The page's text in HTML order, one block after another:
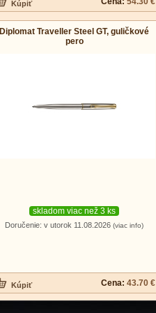
Diplomat Traveller Steel GT, guličkové
pero
skladom viac než 3 ks
Doručenie: v utorok 11.08.2026 (viac info)
Cena: 43.70 €